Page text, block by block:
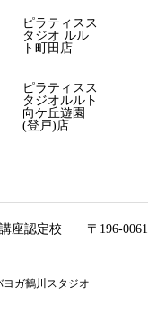
ピラティスス
タジオ ルル
ト町田店
ピラティスス
タジオルルト
向ケ丘遊園
(登戸)店
座認定校 〒196-0061
ヨガ鶴川スタジオ